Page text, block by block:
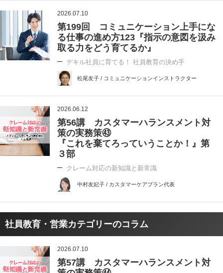
2026.07.10
第199回 コミュニケーション上手にな
る仕事の進め方123『指示の意図を汲み
取る力をどう育てるか』
デキル社員に育てる！ 社員教育の決め手
松尾友子 / コミュニケーションインストラクター
2026.06.12
第56講 カスタマーハランスメント対
策の実務策㊸
『これを棄てろっていうことか！』第
３部
クレーム対応の新知識と新常識
中村友妃子 / カスタマーケアプラン代表
社員教育・営業カテゴリーのコラム
2026.07.10
第57講 カスタマーハランスメント対